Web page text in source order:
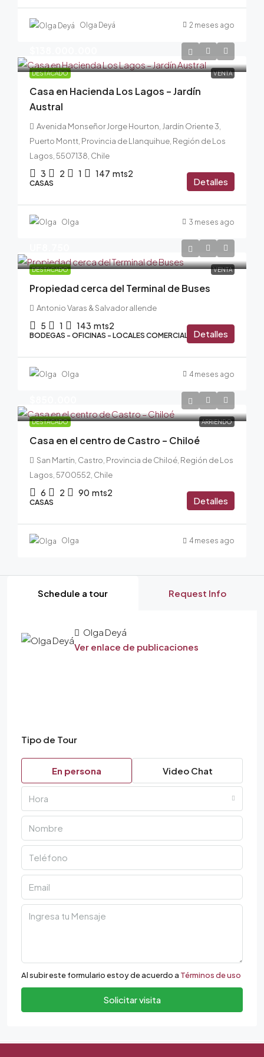
Olga Deyá 2 meses ago
DESTACADO VENTA
Casa en Hacienda Los Lagos – Jardín
Austral
Avenida Monseñor Jorge Hourton, Jardín Oriente 3,
Puerto Montt, Provincia de Llanquihue, Región de Los
Lagos, 5507138, Chile
3 2 1 147 mts2
CASAS Detalles
Olga 3 meses ago
DESTACADO VENTA
Propiedad cerca del Terminal de Buses
Antonio Varas & Salvador allende
5 1 143 mts2
BODEGAS - OFICINAS - LOCALES COMERCIALES, CASAS
Detalles
Olga 4 meses ago
DESTACADO ARRIENDO
Casa en el centro de Castro – Chiloé
San Martín, Castro, Provincia de Chiloé, Región de Los
Lagos, 5700552, Chile
6 2 90 mts2
CASAS Detalles
Olga 4 meses ago
Schedule a tour Request Info
Olga Deyá
Ver enlace de publicaciones
Tipo de Tour
En persona Video Chat
Hora
Al subir este formulario estoy de acuerdo a Términos de uso
Solicitar visita